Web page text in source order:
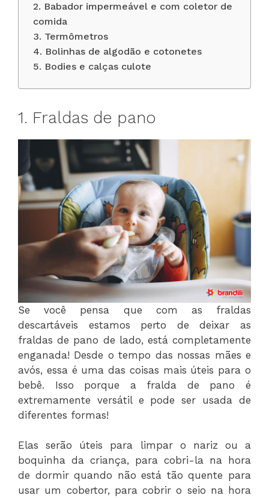
2. Babador impermeável e com coletor de
comida
3. Termômetros
4. Bolinhas de algodão e cotonetes
5. Bodies e calças culote
1. Fraldas de pano
Se você pensa que com as fraldas
descartáveis estamos perto de deixar as
fraldas de pano de lado, está completamente
enganada! Desde o tempo das nossas mães e
avós, essa é uma das coisas mais úteis para o
bebê. Isso porque a fralda de pano é
extremamente versátil e pode ser usada de
diferentes formas!
Elas serão úteis para limpar o nariz ou a
boquinha da criança, para cobri-la na hora
de dormir quando não está tão quente para
usar um cobertor, para cobrir o seio na hora